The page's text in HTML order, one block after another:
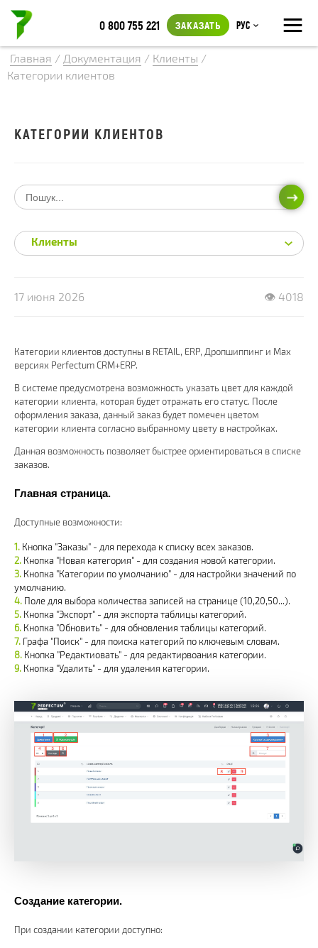
≡
0 800 755 221 ЗАКАЗАТЬ Рус
Главная / Документация / Клиенты /
Категории клиентов
17 июня 2026 👁 4018
Категории клиентов доступны в RETAIL, ERP, Дропшиппинг и Max
версиях Perfectum CRM+ERP.
В системе предусмотрена возможность указать цвет для каждой
категории клиента, которая будет отражать его статус. После
оформления заказа, данный заказ будет помечен цветом
категории клиента согласно выбранному цвету в настройках.
Данная возможность позволяет быстрее ориентироваться в списке
заказов.
Главная страница.
Доступные возможности:
Кнопка "Заказы" - для перехода к списку всех заказов.
Кнопка "Новая категория" - для создания новой категории.
Кнопка "Категории по умолчанию" - для настройки значений по
умолчанию.
Поле для выбора количества записей на странице (10,20,50...).
Кнопка "Экспорт" - для экспорта таблицы категорий.
Кнопка "Обновить" - для обновления таблицы категорий.
Графа "Поиск" - для поиска категорий по ключевым словам.
Кнопка "Редактиовать" - для редактирвоания категории.
Кнопка "Удалить" - для удаления категории.
Создание категории.
При создании категории доступно:
КАТЕГОРИИ КЛИЕНТОВ
Клиенты